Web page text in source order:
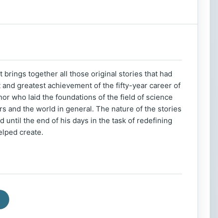
brings together all those original stories that had
greatest achievement of the fifty-year career of
who laid the foundations of the field of science
and the world in general. The nature of the stories
until the end of his days in the task of redefining
create.